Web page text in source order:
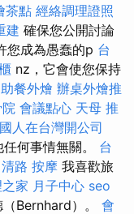
茶點 經絡調理證照
建 確保您公開討論
您成為愚蠢的p 台
nz，它會使您保持
餐外燴 辦桌外燴推
會議點心 天母 推
人在台灣開公司
何事情無關。 台
路 按摩 我喜歡旅
家 月子中心 seo
Bernhard）。 會